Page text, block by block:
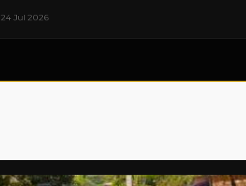
24 Jul 2026